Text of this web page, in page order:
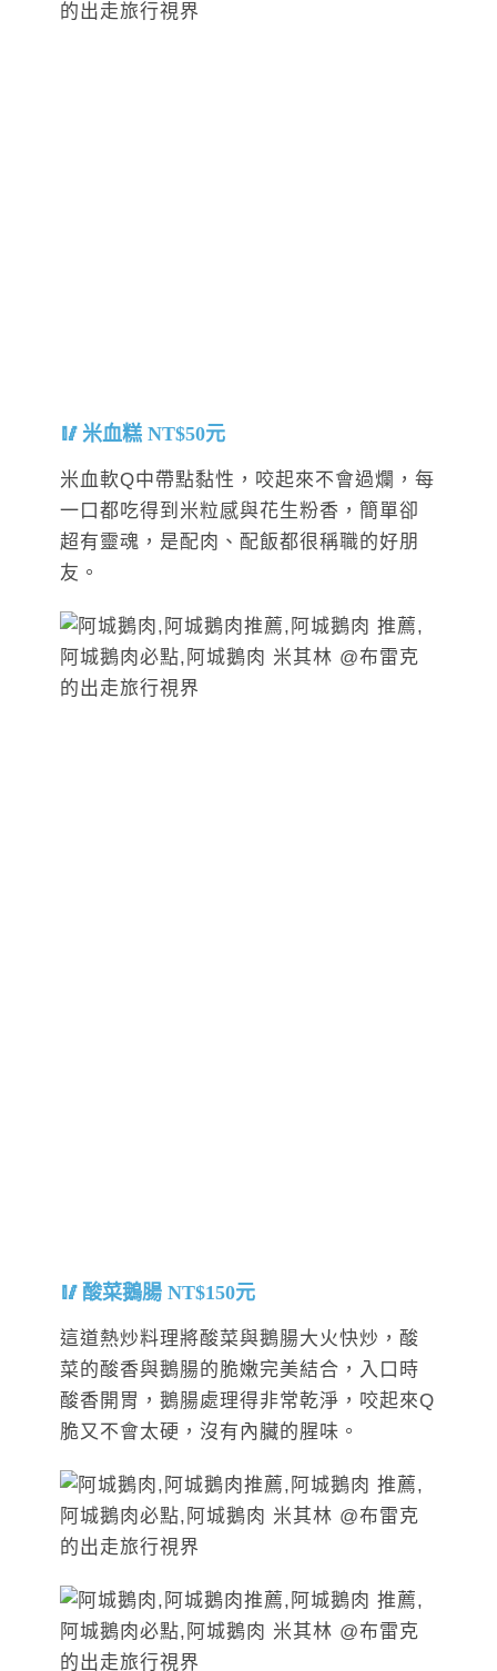
米血糕 NT$50元
米血軟Q中帶點黏性，咬起來不會過爛，每
一口都吃得到米粒感與花生粉香，簡單卻
超有靈魂，是配肉、配飯都很稱職的好朋
友。
酸菜鵝腸 NT$150元
這道熱炒料理將酸菜與鵝腸大火快炒，酸
菜的酸香與鵝腸的脆嫩完美結合，入口時
酸香開胃，鵝腸處理得非常乾淨，咬起來Q
脆又不會太硬，沒有內臟的腥味。